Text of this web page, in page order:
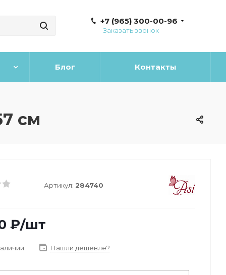
+7 (965) 300-00-96
Заказать звонок
Блог Контакты
см
Артикул: 284740
₽/шт
Нашли дешевле?